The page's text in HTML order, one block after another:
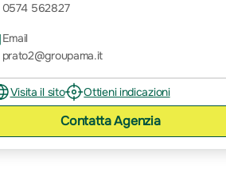
0574 562827
Email
prato2@groupama.it
Visita il sito Ottieni indicazioni
ContattaAgenzia